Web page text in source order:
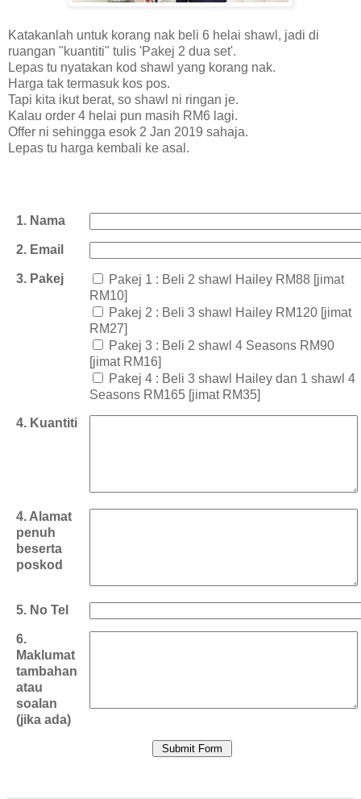
Katakanlah untuk korang nak beli 6 helai shawl, jadi di
ruangan "kuantiti" tulis 'Pakej 2 dua set'.
Lepas tu nyatakan kod shawl yang korang nak.
Harga tak termasuk kos pos.
Tapi kita ikut berat, so shawl ni ringan je.
Kalau order 4 helai pun masih RM6 lagi.
Offer ni sehingga esok 2 Jan 2019 sahaja.
Lepas tu harga kembali ke asal.
1. Nama
2. Email
3. Pakej
Pakej 1 : Beli 2 shawl Hailey RM88 [jimat
RM10]
Pakej 2 : Beli 3 shawl Hailey RM120 [jimat
RM27]
Pakej 3 : Beli 2 shawl 4 Seasons RM90
[jimat RM16]
Pakej 4 : Beli 3 shawl Hailey dan 1 shawl 4
Seasons RM165 [jimat RM35]
4. Kuantiti
4. Alamat
penuh
beserta
poskod
5. No Tel
6.
Maklumat
tambahan
atau
soalan
(jika ada)